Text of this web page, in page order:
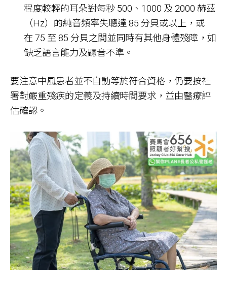
程度較輕的耳朵對每秒 500、1000 及 2000 赫茲
（Hz）的純音頻率失聰達 85 分貝或以上，或
在 75 至 85 分貝之間並同時有其他身體殘障，如
缺乏語言能力及聽音不準。
要注意中風患者並不自動等於符合資格，仍要按社
署對嚴重殘疾的定義及持續時間要求，並由醫療評
估確認。